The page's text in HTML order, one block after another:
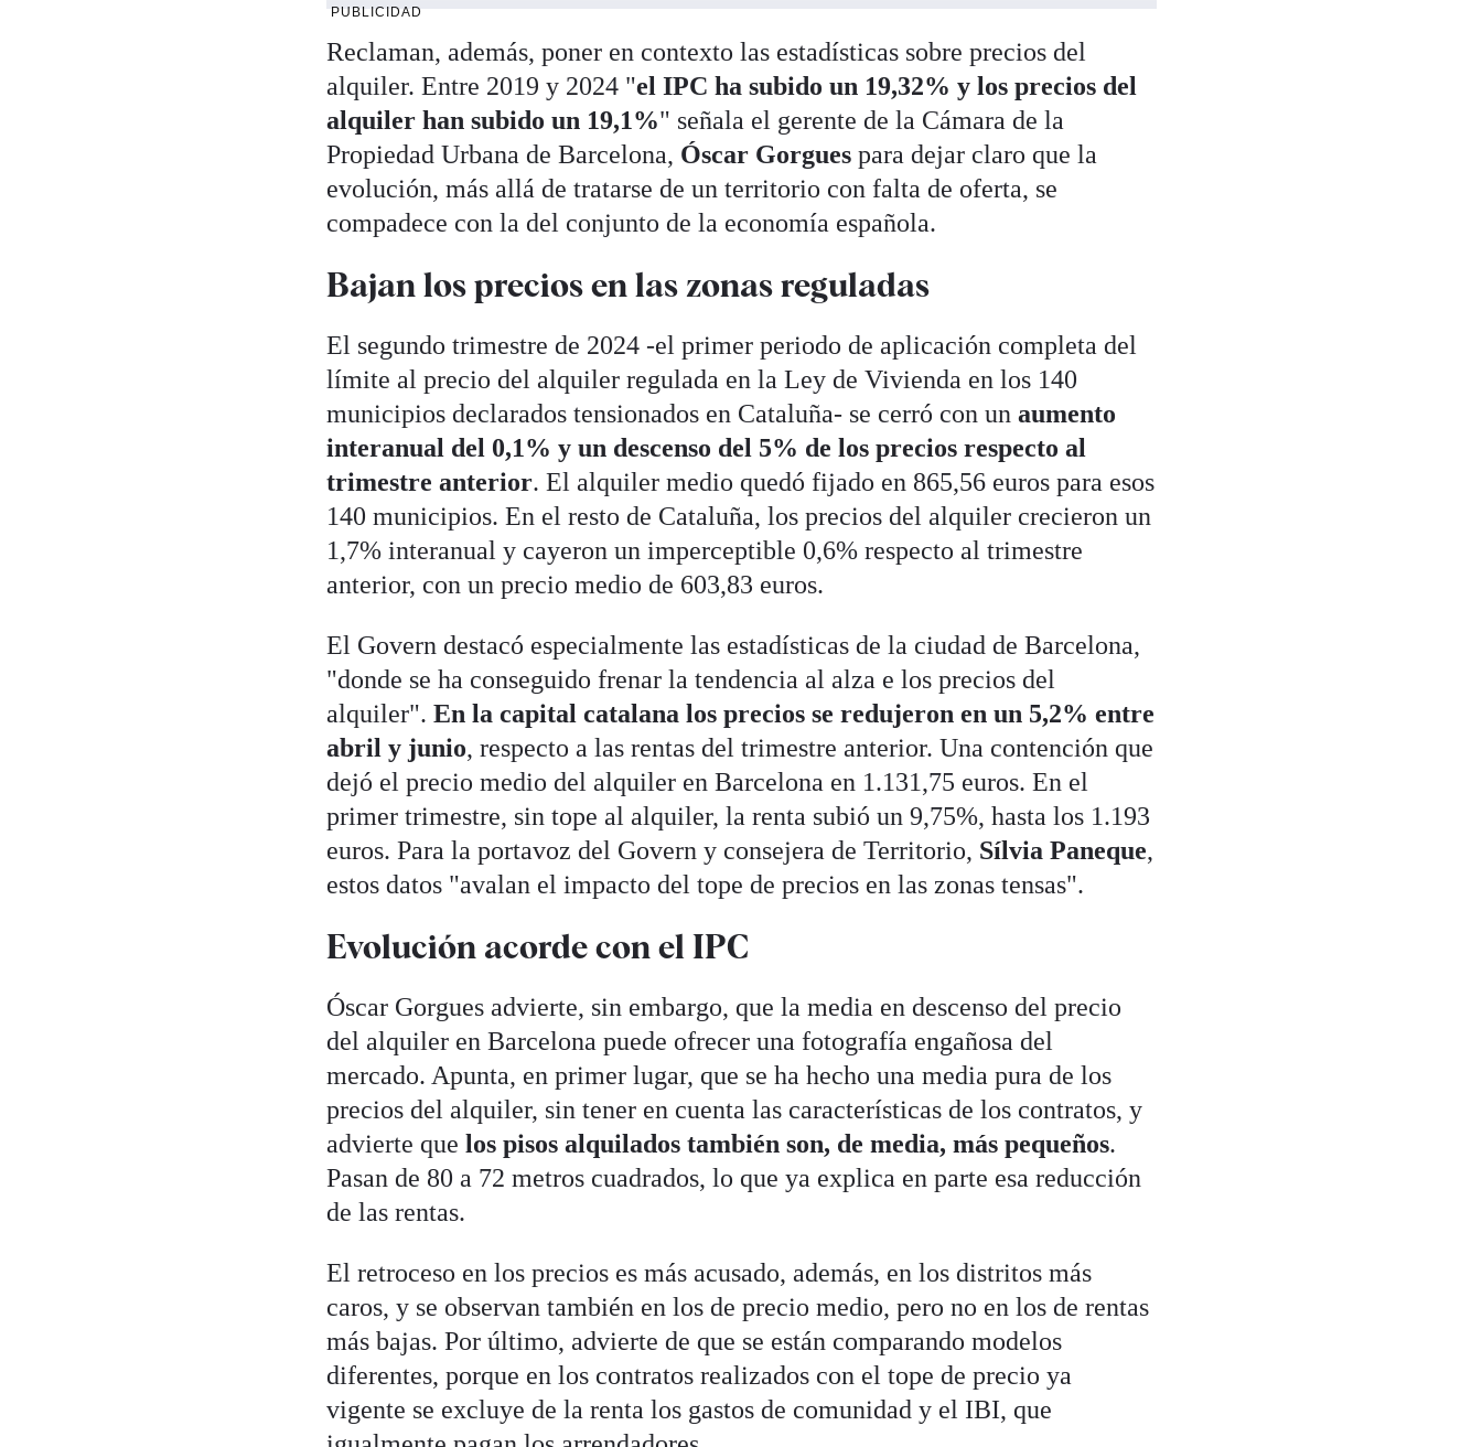
PUBLICIDAD
Reclaman, además, poner en contexto las estadísticas sobre precios del
alquiler. Entre 2019 y 2024 "el IPC ha subido un 19,32% y los precios del
alquiler han subido un 19,1%" señala el gerente de la Cámara de la
Propiedad Urbana de Barcelona, Óscar Gorgues para dejar claro que la
evolución, más allá de tratarse de un territorio con falta de oferta, se
compadece con la del conjunto de la economía española.
Bajan los precios en las zonas reguladas
El segundo trimestre de 2024 -el primer periodo de aplicación completa del
límite al precio del alquiler regulada en la Ley de Vivienda en los 140
municipios declarados tensionados en Cataluña- se cerró con un aumento
interanual del 0,1% y un descenso del 5% de los precios respecto al
trimestre anterior. El alquiler medio quedó fijado en 865,56 euros para esos
140 municipios. En el resto de Cataluña, los precios del alquiler crecieron un
1,7% interanual y cayeron un imperceptible 0,6% respecto al trimestre
anterior, con un precio medio de 603,83 euros.
El Govern destacó especialmente las estadísticas de la ciudad de Barcelona,
"donde se ha conseguido frenar la tendencia al alza e los precios del
alquiler". En la capital catalana los precios se redujeron en un 5,2% entre
abril y junio, respecto a las rentas del trimestre anterior. Una contención que
dejó el precio medio del alquiler en Barcelona en 1.131,75 euros. En el
primer trimestre, sin tope al alquiler, la renta subió un 9,75%, hasta los 1.193
euros. Para la portavoz del Govern y consejera de Territorio, Sílvia Paneque,
estos datos "avalan el impacto del tope de precios en las zonas tensas".
Evolución acorde con el IPC
Óscar Gorgues advierte, sin embargo, que la media en descenso del precio
del alquiler en Barcelona puede ofrecer una fotografía engañosa del
mercado. Apunta, en primer lugar, que se ha hecho una media pura de los
precios del alquiler, sin tener en cuenta las características de los contratos, y
advierte que los pisos alquilados también son, de media, más pequeños.
Pasan de 80 a 72 metros cuadrados, lo que ya explica en parte esa reducción
de las rentas.
El retroceso en los precios es más acusado, además, en los distritos más
caros, y se observan también en los de precio medio, pero no en los de rentas
más bajas. Por último, advierte de que se están comparando modelos
diferentes, porque en los contratos realizados con el tope de precio ya
vigente se excluye de la renta los gastos de comunidad y el IBI, que